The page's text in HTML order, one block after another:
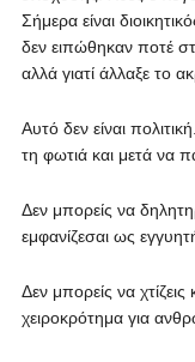
Σήμερα είναι
δεν ειπώθηκαν ποτέ
αλλά γιατί άλλαξε το
Αυτό δεν είναι
τη φωτιά και μετά να
Δεν μπορείς να
εμφανίζεσαι ως
Δεν μπορείς να
χειροκρότημα για